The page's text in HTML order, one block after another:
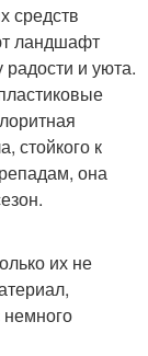
средств
ландшафт
и уюта.
стойкого к
она
их не